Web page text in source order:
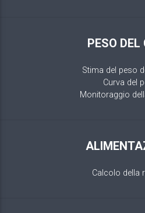
PESO DEL
Stima del peso
Curva del
Monitoraggio
Calcolo della